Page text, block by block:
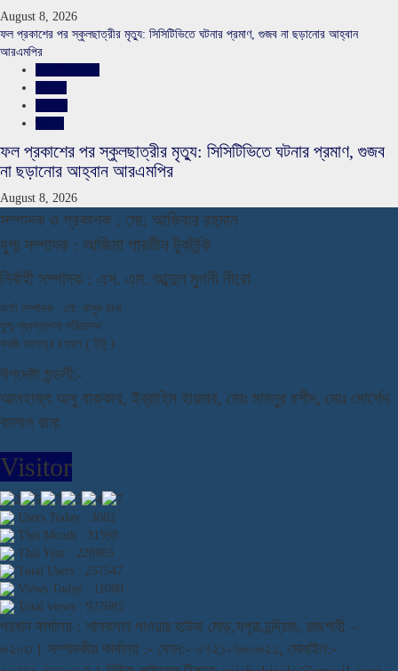
August 8, 2026
ফল প্রকাশের পর স্কুলছাত্রীর মৃত্যু: সিসিটিভিতে ঘটনার প্রমাণ, গুজব না ছড়ানোর আহ্বান
আরএমপির
ফল প্রকাশের পর স্কুলছাত্রীর মৃত্যু: সিসিটিভিতে ঘটনার প্রমাণ, গুজব
না ছড়ানোর আহ্বান আরএমপির
August 8, 2026
সম্পাদক ও প্রকাশক : মো: আজিবার রহমান
যুগ্ম সম্পাদক : আজিমা পারভীন টুকটুকি
নির্বাহী সম্পাদক : এস. এম. আব্দুল মুগনী নীরো
বার্তা সম্পাদক : মো: মাসুদ রানা
যুগ্ম-ব্যবস্থাপনা পরিচালক :
কাজী আসাদুর রহমান ( টিটু )
উপদেষ্টা মন্ডলী:-
আলহাজ্ব আবু বাক্কার, ইব্রাহিম হায়দার, মোঃ মামনুর রশীদ, মোঃ মোর্শেদ
কামাল রানা
Visitor
Users Today : 3602
This Month : 31598
This Year : 228983
Total Users : 257547
Views Today : 11080
Total views : 927685
প্রধান কার্যালয় : শালবাগান পাওয়ার হাউজ মোড়,সপুরা,চন্দ্রিমা, রাজশাহী –
৬২০৩। সম্পাদকীয় কার্যালয় :- ফোন:- ০৭২১-৭৬০৬২১, মোবাইল:-